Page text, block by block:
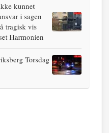
kunnet
i sagen
tragisk vis
Harmonien
Torsdag